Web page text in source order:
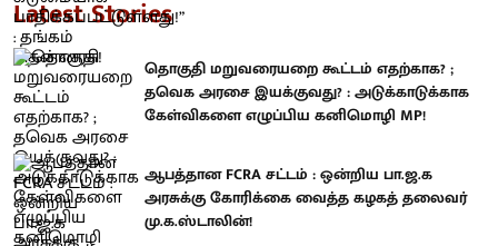
Latest Stories
தொகுதி மறுவரையறை கூட்டம் எதற்காக? ;
தவெக அரசை இயக்குவது? : அடுக்காடுக்காக
கேள்விகளை எழுப்பிய கனிமொழி MP!
ஆபத்தான FCRA சட்டம் : ஒன்றிய பா.ஜ.க
அரசுக்கு கோரிக்கை வைத்த கழகத் தலைவர்
மு.க.ஸ்டாலின்!